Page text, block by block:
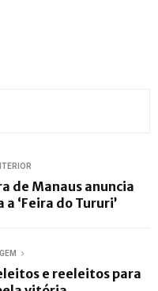
de Manaus anuncia
‘Feira do Tururi’
e reeleitos para